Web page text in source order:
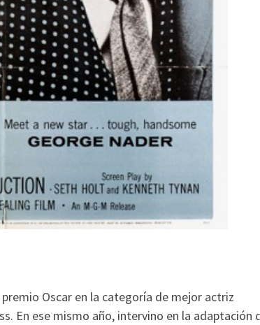
Oscar en la categoría de mejor actriz
En ese mismo año, intervino en la adaptación